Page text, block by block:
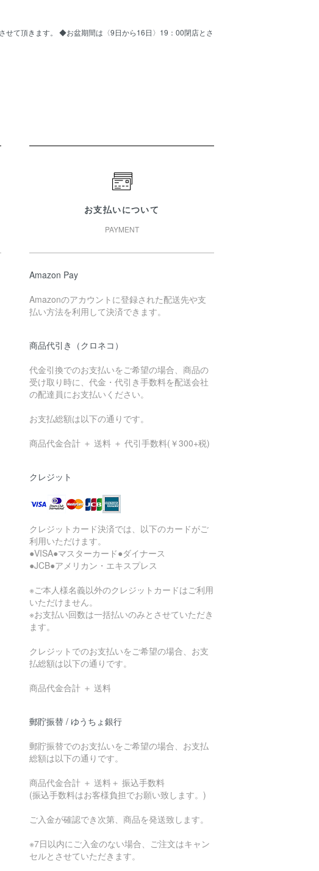
せて頂きます。 ◆お盆期間は〈9日から16日〉19：00閉店とさ
お支払いについて
PAYMENT
Amazon Pay
Amazonのアカウントに登録された配送先や支
払い方法を利用して決済できます。
商品代引き（クロネコ）
代金引換でのお支払いをご希望の場合、商品の
受け取り時に、代金・代引き手数料を配送会社
の配達員にお支払いください。
お支払総額は以下の通りです。
商品代金合計 ＋ 送料 ＋ 代引手数料(￥300+税)
クレジット
クレジットカード決済では、以下のカードがご
利用いただけます。
●VISA●マスターカード●ダイナース
●JCB●アメリカン・エキスプレス
※ご本人様名義以外のクレジットカードはご利用
いただけません。
※お支払い回数は一括払いのみとさせていただき
ます。
クレジットでのお支払いをご希望の場合、お支
払総額は以下の通りです。
商品代金合計 ＋ 送料
郵貯振替 / ゆうちょ銀行
郵貯振替でのお支払いをご希望の場合、お支払
総額は以下の通りです。
商品代金合計 ＋ 送料＋ 振込手数料
(振込手数料はお客様負担でお願い致します。)
ご入金が確認でき次第、商品を発送致します。
※7日以内にご入金のない場合、ご注文はキャン
セルとさせていただきます。